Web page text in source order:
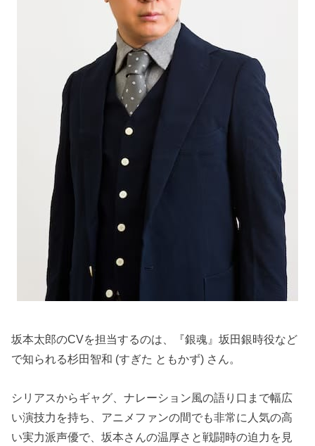
坂本太郎のCVを担当するのは、『銀魂』坂田銀時役など
で知られる杉田智和 (すぎた ともかず) さん。
シリアスからギャグ、ナレーション風の語り口まで幅広
い演技力を持ち、アニメファンの間でも非常に人気の高
い実力派声優で、坂本さんの温厚さと戦闘時の迫力を見